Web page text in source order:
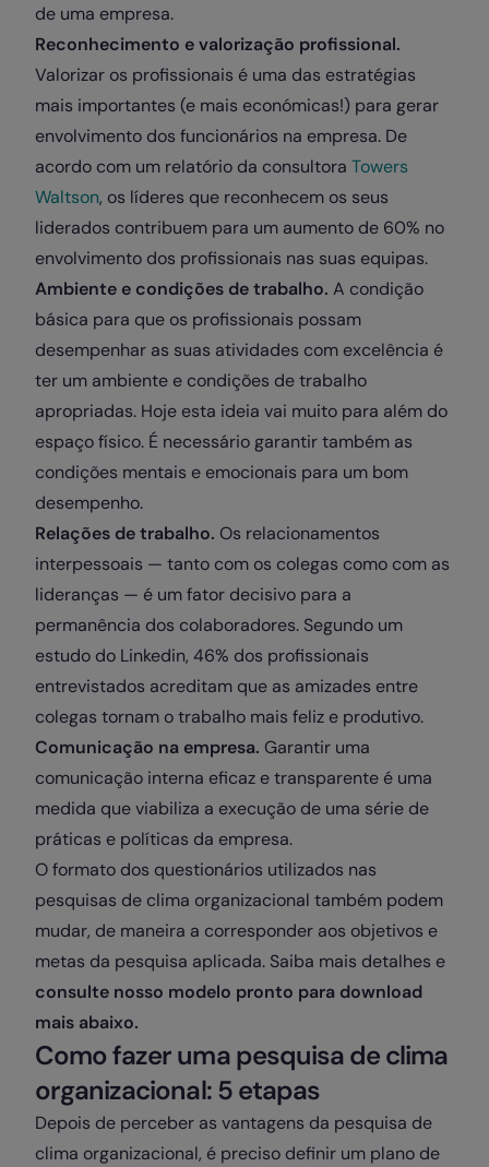
de uma empresa.
Reconhecimento e valorização profissional.
Valorizar os profissionais é uma das estratégias
mais importantes (e mais económicas!) para gerar
envolvimento dos funcionários na empresa. De
acordo com um relatório da consultora Towers
Waltson, os líderes que reconhecem os seus
liderados contribuem para um aumento de 60% no
envolvimento dos profissionais nas suas equipas.
Ambiente e condições de trabalho. A condição
básica para que os profissionais possam
desempenhar as suas atividades com excelência é
ter um ambiente e condições de trabalho
apropriadas. Hoje esta ideia vai muito para além do
espaço físico. É necessário garantir também as
condições mentais e emocionais para um bom
desempenho.
Relações de trabalho. Os relacionamentos
interpessoais — tanto com os colegas como com as
lideranças — é um fator decisivo para a
permanência dos colaboradores. Segundo um
estudo do Linkedin, 46% dos profissionais
entrevistados acreditam que as amizades entre
colegas tornam o trabalho mais feliz e produtivo.
Comunicação na empresa. Garantir uma
comunicação interna eficaz e transparente é uma
medida que viabiliza a execução de uma série de
práticas e políticas da empresa.
O formato dos questionários utilizados nas
pesquisas de clima organizacional também podem
mudar, de maneira a corresponder aos objetivos e
metas da pesquisa aplicada. Saiba mais detalhes e
consulte nosso modelo pronto para download
mais abaixo.
Como fazer uma pesquisa de clima
organizacional: 5 etapas
Depois de perceber as vantagens da pesquisa de
clima organizacional, é preciso definir um plano de